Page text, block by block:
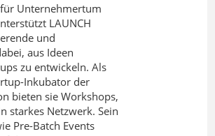
Unternehmertum
LAUNCH
und
aus Ideen
zu entwickeln. Als
Inkubator der
bieten sie Workshops,
starkes Netzwerk. Sein
Pre-Batch Events